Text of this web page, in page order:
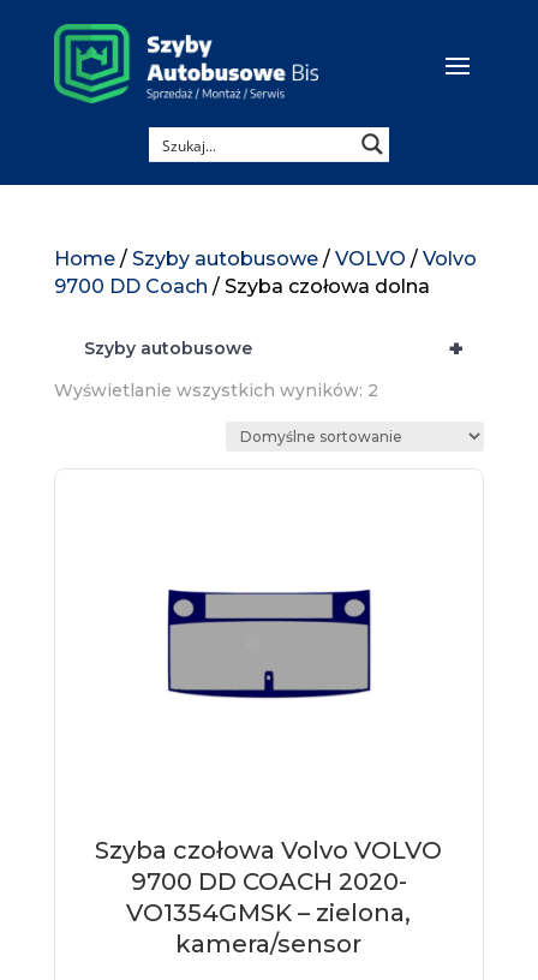
Home/ Szyby autobusowe/ VOLVO / Volvo
9700 DD Coach / Szyba czołowa dolna
+
Szyby autobusowe
Wyświetlanie wszystkich wyników: 2
Szyba czołowa Volvo VOLVO
9700 DD COACH 2020-
VO1354GMSK – zielona,
kamera/sensor